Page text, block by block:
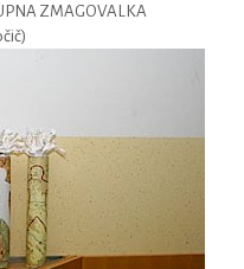
ZMAGOVALKA